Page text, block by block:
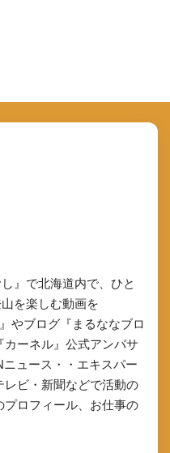
』で北海道内で、ひと
を楽しむ動画を
やブログ『まるななブロ
ーネル』公式アンバサ
ニュース・・エキスパー
レビ・新聞などで活動の
ロフィール、お仕事の